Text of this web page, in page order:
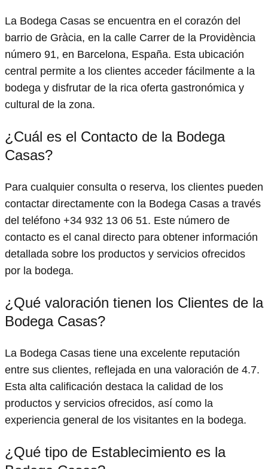
La Bodega Casas se encuentra en el corazón del
barrio de Gràcia, en la calle Carrer de la Providència
número 91, en Barcelona, España. Esta ubicación
central permite a los clientes acceder fácilmente a la
bodega y disfrutar de la rica oferta gastronómica y
cultural de la zona.
¿Cuál es el Contacto de la Bodega
Casas?
Para cualquier consulta o reserva, los clientes pueden
contactar directamente con la Bodega Casas a través
del teléfono +34 932 13 06 51. Este número de
contacto es el canal directo para obtener información
detallada sobre los productos y servicios ofrecidos
por la bodega.
¿Qué valoración tienen los Clientes de la
Bodega Casas?
La Bodega Casas tiene una excelente reputación
entre sus clientes, reflejada en una valoración de 4.7.
Esta alta calificación destaca la calidad de los
productos y servicios ofrecidos, así como la
experiencia general de los visitantes en la bodega.
¿Qué tipo de Establecimiento es la